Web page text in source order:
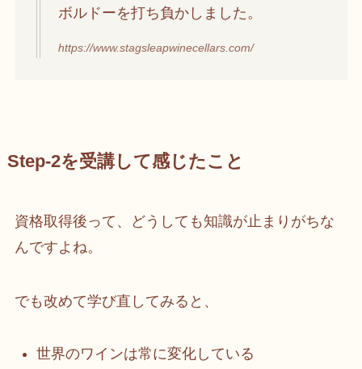
ボルドーを打ち負かしました。
https://www.stagsleapwinecellars.com/
Step-2を受講して感じたこと
資格取得後って、どうしても知識が止まりがちな
んですよね。
でも改めて学び直してみると、
世界のワインは常に変化している